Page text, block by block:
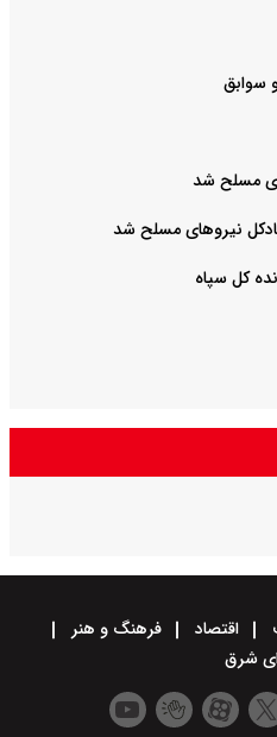
سوابق
مسلح شد
نیروهای مسلح شد
کل سپاه
اقتصاد
فرهنگ و هنر
شرق